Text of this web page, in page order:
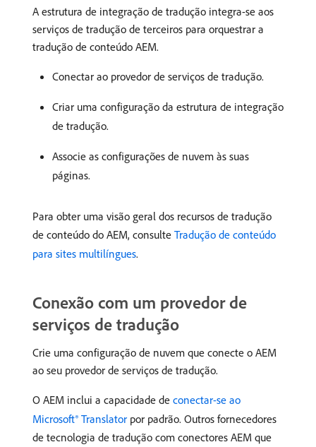
A estrutura de integração de tradução integra-se aos
serviços de tradução de terceiros para orquestrar a
tradução de conteúdo AEM.
Conectar ao provedor de serviços de tradução.
Criar uma configuração da estrutura de integração
de tradução.
Associe as configurações de nuvem às suas
páginas.
Para obter uma visão geral dos recursos de tradução
de conteúdo do AEM, consulte Tradução de conteúdo
para sites multilíngues.
Conexão com um provedor de
serviços de tradução
Crie uma configuração de nuvem que conecte o AEM
ao seu provedor de serviços de tradução.
O AEM inclui a capacidade de conectar-se ao
Microsoft® Translator por padrão. Outros fornecedores
de tecnologia de tradução com conectores AEM que